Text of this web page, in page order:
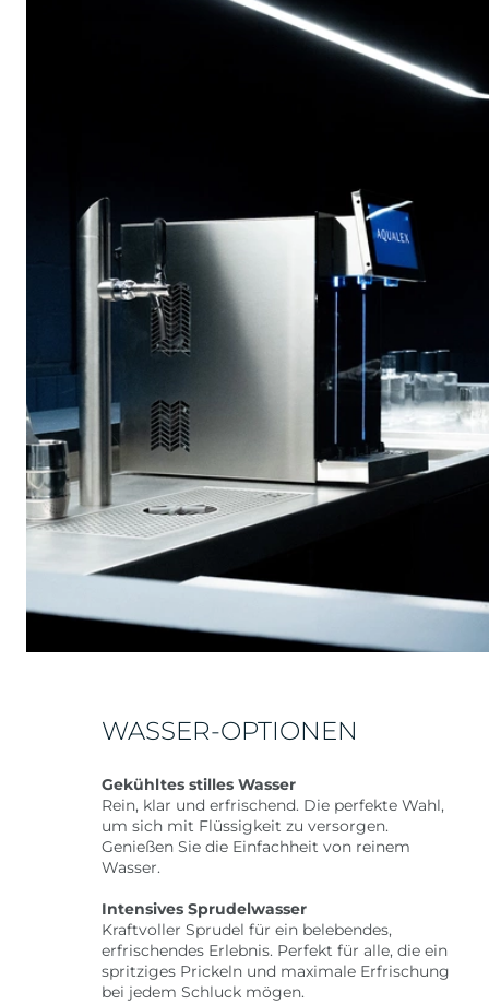
WASSER-OPTIONEN
Gekühltes stilles Wasser
Rein, klar und erfrischend. Die perfekte Wahl,
um sich mit Flüssigkeit zu versorgen.
Genießen Sie die Einfachheit von reinem
Wasser.
Intensives Sprudelwasser
Kraftvoller Sprudel für ein belebendes,
erfrischendes Erlebnis. Perfekt für alle, die ein
spritziges Prickeln und maximale Erfrischung
bei jedem Schluck mögen.